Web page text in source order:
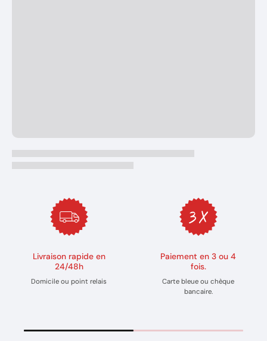
Livraison rapide en
24/48h
Domicile ou point relais
Paiement en 3 ou 4
fois.
Carte bleue ou chèque
bancaire.